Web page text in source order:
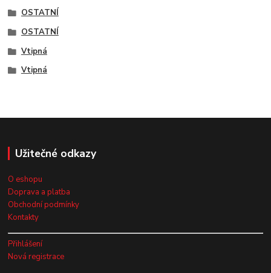
OSTATNÍ
OSTATNÍ
Vtipná
Vtipná
Užitečné odkazy
O eshopu
Doprava a platba
Obchodní podmínky
Kontakty
Přihlášení
Nová registrace